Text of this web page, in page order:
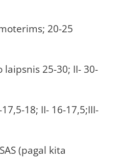
20-25
25-30; II- 30-
18; II- 16-17,5;III-
(pagal kita